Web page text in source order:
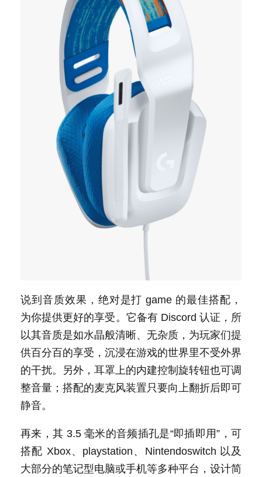
说到音质效果，绝对是打 game 的最佳搭配，
为你提供更好的享受。它备有 Discord 认证，所
以其音质是如水晶般清晰、无杂质，为玩家们提
供百分百的享受，沉浸在游戏的世界里不受外界
的干扰。另外，耳罩上的内建控制旋转钮也可调
整音量；搭配的麦克风装置只要向上翻折后即可
静音。
再来，其 3.5 毫米的音频插孔是“即插即用”，可
搭配 Xbox、playstation、Nintendoswitch 以及
大部分的笔记型电脑或手机等多种平台，设计简